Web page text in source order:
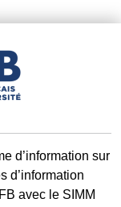
d’information sur
d’information
avec le SIMM